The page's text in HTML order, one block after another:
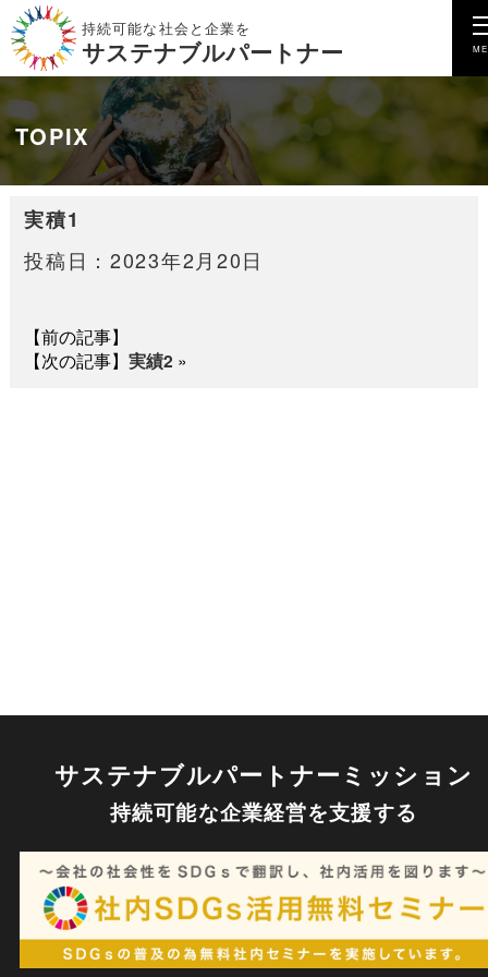
持続可能な社会と企業を
サステナブルパートナー
TOPIX
実積1
投稿日：2023年2月20日
【前の記事】
【次の記事】実績2 »
サステナブルパートナーミッション
持続可能な企業経営を⽀援する